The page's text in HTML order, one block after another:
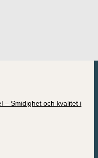
– Smidighet och kvalitet i